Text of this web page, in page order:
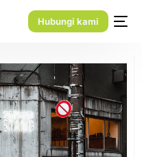
Hubungi kami